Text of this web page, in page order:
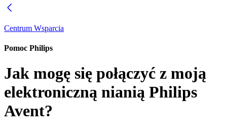
Centrum Wsparcia
Pomoc Philips
Jak mogę się połączyć z moją
elektroniczną nianią Philips
Avent?